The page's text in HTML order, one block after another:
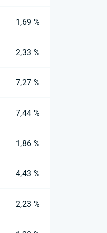
1,69 %
2,33 %
7,27 %
7,44 %
1,86 %
4,43 %
2,23 %